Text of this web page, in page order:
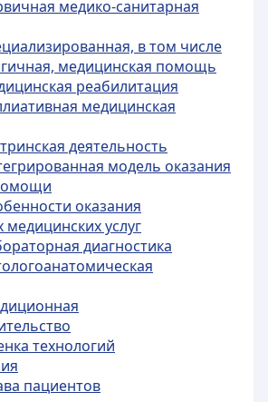
медико-санитарная
в том числе
медицинская помощь
реабилитация
медицинская
деятельность
модель оказания
оказания
услуг
диагностика
технологий
пациентов